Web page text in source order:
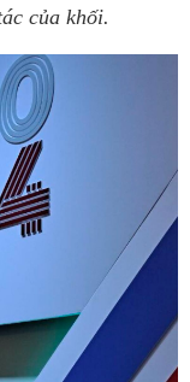
của khối.